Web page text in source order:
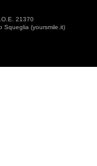
21370
Squeglia (yoursmile.it)